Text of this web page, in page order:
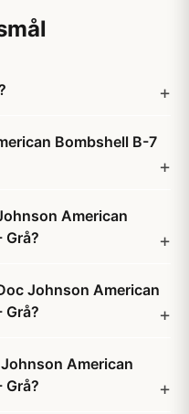
Bombshell B-7
American
Grå?
Johnson American
Grå?
American
Grå?